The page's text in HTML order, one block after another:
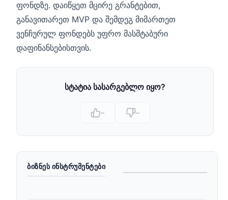
ფონდზე. დაიწყეთ მცირე გრანტებით,
განავითარეთ MVP და შემდეგ მიმართეთ
ვენჩურულ ფონდებს უფრო მასშტაბური
დაფინანსებისთვის.
სტატია სასარგებლო იყო?
– –
ᲑᲘᲖᲜᲔᲡ ᲘᲜᲡᲢᲠᲣᲛᲔᲜᲢᲔᲑᲘ